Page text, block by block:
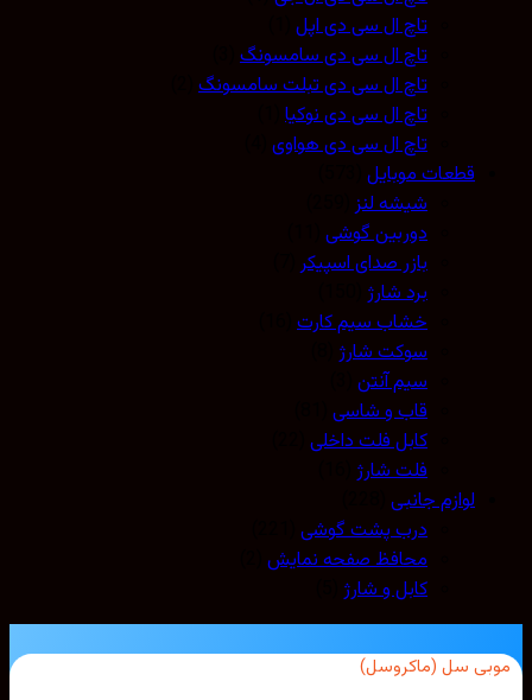
تاچ ال سی دی اپل(1)
تاچ ال سی دی سامسونگ(3)
تاچ ال سی دی تبلت سامسونگ(2)
تاچ ال سی دی نوکیا (1)
تاچ ال سی دی هواوی(4)
قطعات موبایل(573)
شیشه لنز(259)
دوربین گوشی(11)
بازر صدای اسپیکر(7)
برد شارژ(150)
خشاب سیم کارت(16)
سوکت شارژ(8)
سیم آنتن(3)
قاب و شاسی(81)
کابل فلت داخلی(22)
فلت شارژ(16)
لوازم جانبی(228)
درب پشت گوشی(221)
محافظ صفحه نمایش(2)
کابل و شارژ(5)
سل (ماکروسل)